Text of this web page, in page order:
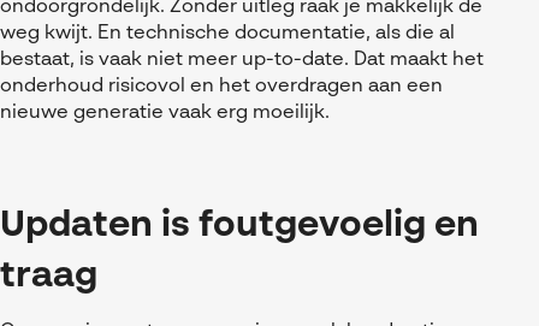
ondoorgrondelijk. Zonder uitleg raak je makkelijk de
weg kwijt. En technische documentatie, als die al
bestaat, is vaak niet meer up-to-date. Dat maakt het
onderhoud risicovol en het overdragen aan een
nieuwe generatie vaak erg moeilijk.
Updaten is foutgevoelig en
traag